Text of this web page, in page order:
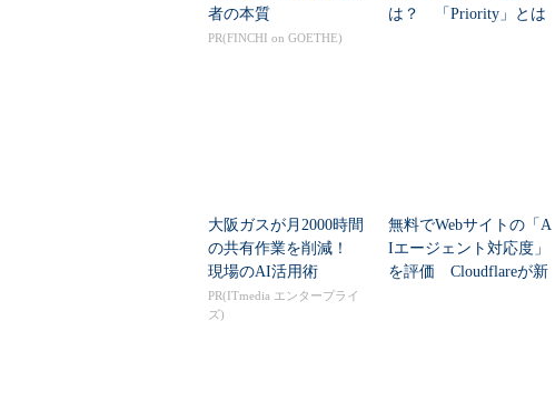
者の本質
PR(FINCHI on GOETHE)
は？ 「Priority」とは
大阪ガスが月2000時間
の共有作業を削減！
現場のAI活用術
PR(ITmedia エンタープライ
ズ)
無料でWebサイトの「A
Iエージェント対応度」
を評価 Cloudflareが新